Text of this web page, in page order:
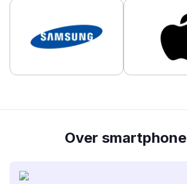
Over smartphone